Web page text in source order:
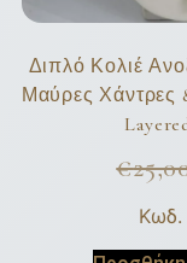
Διπλό Κολιέ
Μαύρες Χάντρες
€
Κωδ.